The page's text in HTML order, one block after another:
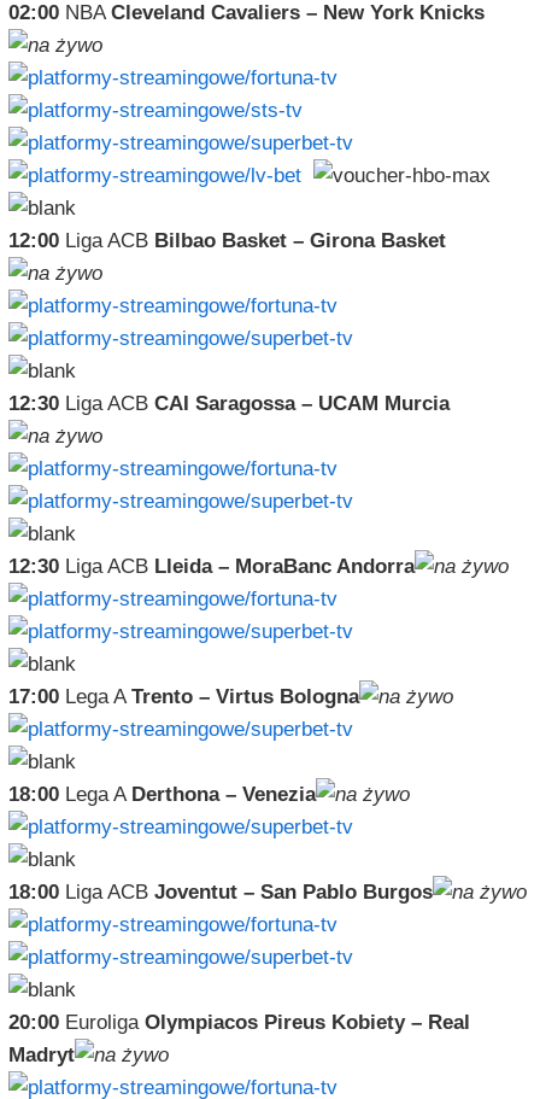
02:00NBACleveland Cavaliers – New York Knicks
12:00Liga ACB Bilbao Basket – Girona Basket
12:30Liga ACB CAI Saragossa – UCAM Murcia
12:30Liga ACB Lleida – MoraBanc Andorra
17:00Lega ATrento – Virtus Bologna
18:00Lega A Derthona – Venezia
18:00Liga ACB Joventut – San Pablo Burgos
20:00Euroliga Olympiacos Pireus Kobiety – Real
Madryt